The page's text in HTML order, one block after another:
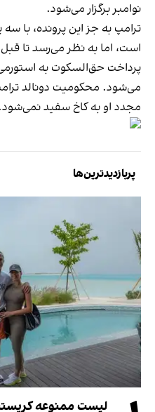
نوامبر برگزار می‌شود.
ترامپ به جز این پرونده، با
است، اما به نظر می‌رسد تا قبل
پرداخت حق‌السکوت به استورمی
می‌شود. محکومیت دونالد
مجدد او به کاخ سفید
پربازدیدترین‌ها